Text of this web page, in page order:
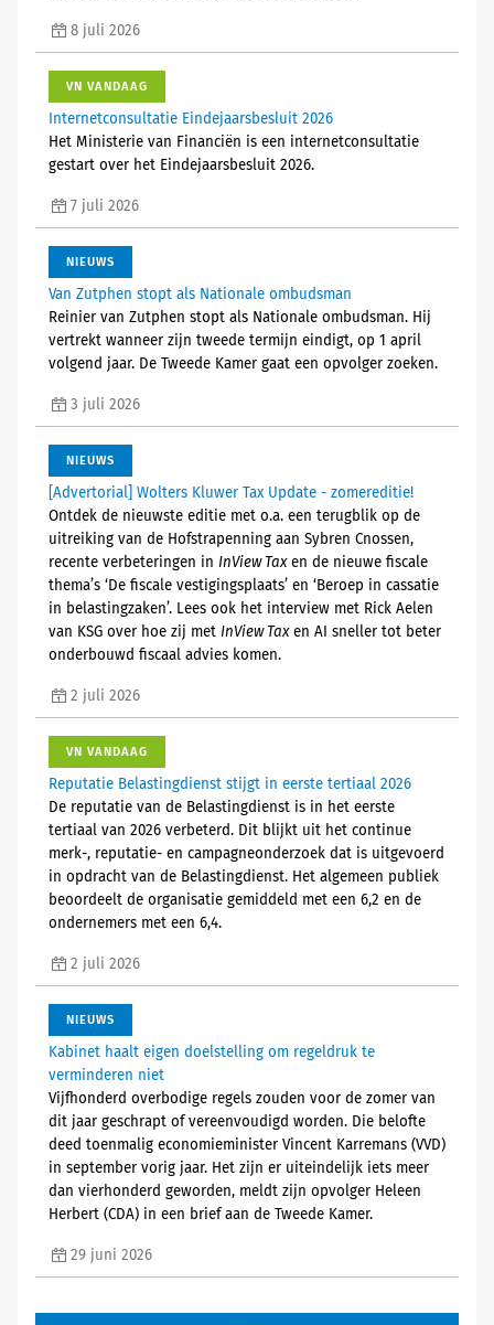
8 juli 2026
VN VANDAAG
Internetconsultatie Eindejaarsbesluit 2026
Het Ministerie van Financiën is een internetconsultatie
gestart over het Eindejaarsbesluit 2026.
7 juli 2026
NIEUWS
Van Zutphen stopt als Nationale ombudsman
Reinier van Zutphen stopt als Nationale ombudsman. Hij
vertrekt wanneer zijn tweede termijn eindigt, op 1 april
volgend jaar. De Tweede Kamer gaat een opvolger zoeken.
3 juli 2026
NIEUWS
[Advertorial] Wolters Kluwer Tax Update - zomereditie!
Ontdek de nieuwste editie met o.a. een terugblik op de
uitreiking van de Hofstrapenning aan Sybren Cnossen,
recente verbeteringen in InView Taxen de nieuwe fiscale
thema’s ‘De fiscale vestigingsplaats’ en ‘Beroep in cassatie
in belastingzaken’. Lees ook het interview met Rick Aelen
van KSG over hoe zij met InView Taxen AI sneller tot beter
onderbouwd fiscaal advies komen.
2 juli 2026
VN VANDAAG
Reputatie Belastingdienst stijgt in eerste tertiaal 2026
De reputatie van de Belastingdienst is in het eerste
tertiaal van 2026 verbeterd. Dit blijkt uit het continue
merk-, reputatie- en campagneonderzoek dat is uitgevoerd
in opdracht van de Belastingdienst. Het algemeen publiek
beoordeelt de organisatie gemiddeld met een 6,2 en de
ondernemers met een 6,4.
2 juli 2026
NIEUWS
Kabinet haalt eigen doelstelling om regeldruk te
verminderen niet
Vijfhonderd overbodige regels zouden voor de zomer van
dit jaar geschrapt of vereenvoudigd worden. Die belofte
deed toenmalig economieminister Vincent Karremans (VVD)
in september vorig jaar. Het zijn er uiteindelijk iets meer
dan vierhonderd geworden, meldt zijn opvolger Heleen
Herbert (CDA) in een brief aan de Tweede Kamer.
29 juni 2026